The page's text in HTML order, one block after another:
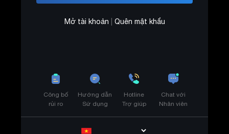
Mở tài khoản Quên mật khẩu
Công bố
rủi ro
Hướng dẫn
Sử dụng
Hotline
Trợ giúp
Chat với
Nhân viên